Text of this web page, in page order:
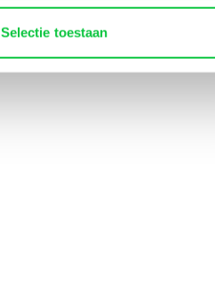
Selectie toestaan